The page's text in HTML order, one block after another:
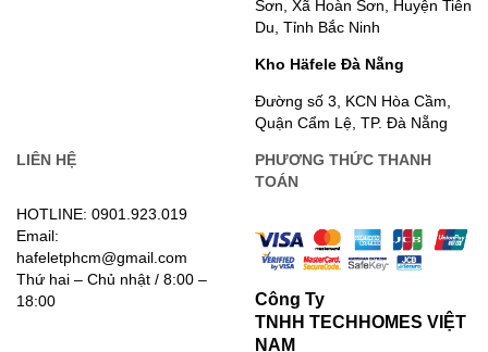
Sơn, Xã Hoàn Sơn, Huyện Tiên
Du, Tỉnh Bắc Ninh
Kho Häfele Đà Nẵng
Đường số 3, KCN Hòa Cầm,
Quận Cẩm Lệ, TP. Đà Nẵng
LIÊN HỆ
HOTLINE: 0901.923.019
Email:
hafeletphcm@gmail.com
Thứ hai – Chủ nhật / 8:00 –
18:00
PHƯƠNG THỨC THANH
TOÁN
Công Ty
TNHH TECHHOMES VIỆT
NAM